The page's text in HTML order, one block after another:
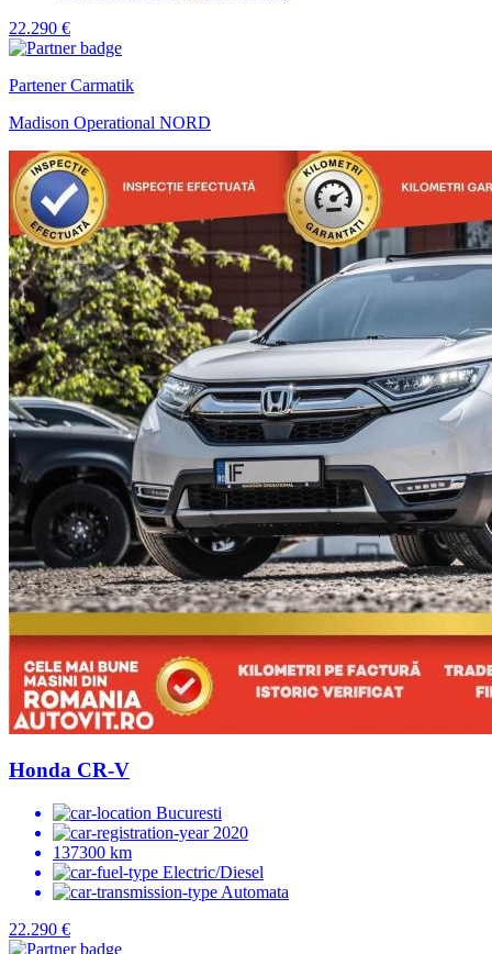
22.290 €
Partener Carmatik
Madison Operational NORD
Honda CR-V
Bucuresti
2020
137300 km
Electric/Diesel
Automata
22.290 €